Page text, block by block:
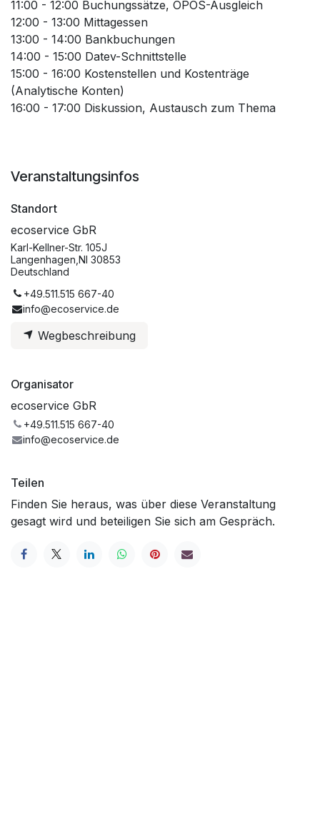
11:00 - 12:00 Buchungssätze, OPOS-Ausgleich
12:00 - 13:00 Mittagessen
13:00 - 14:00 Bankbuchungen
14:00 - 15:00 Datev-Schnittstelle
15:00 - 16:00 Kostenstellen und Kostenträge
(Analytische Konten)
16:00 - 17:00 Diskussion, Austausch zum Thema
Veranstaltungsinfos
Standort
ecoservice GbR
Karl-Kellner-Str. 105J
Langenhagen,NI 30853
Deutschland
+49.511.515 667-40
info@ecoservice.de
Wegbeschreibung
Organisator
ecoservice GbR
+49.511.515 667-40
info@ecoservice.de
Teilen
Finden Sie heraus, was über diese Veranstaltung
gesagt wird und beteiligen Sie sich am Gespräch.